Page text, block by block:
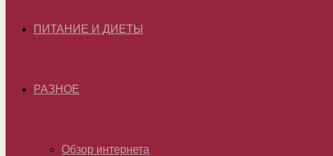
ПИТАНИЕ И ДИЕТЫ
РАЗНОЕ
Обзор интернета